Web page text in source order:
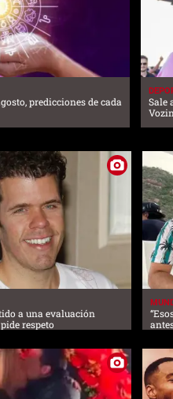
predicciones de cada
Sale
a una evaluación
respeto